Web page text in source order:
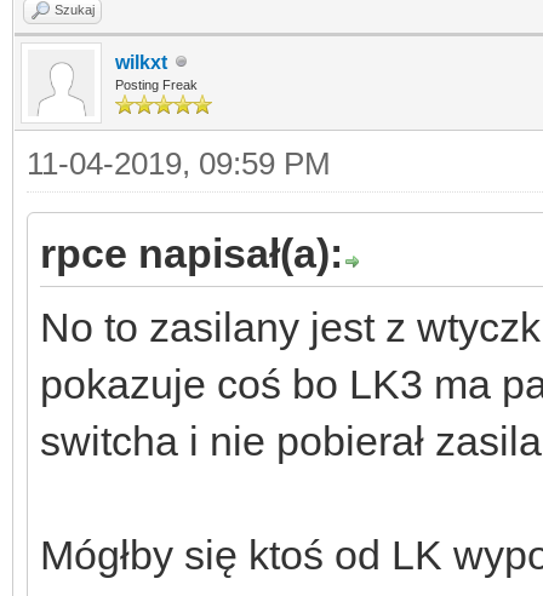
Szukaj
wilkxt
Posting Freak
11-04-2019, 09:59 PM
rpce napisał(a):
No to zasilany jest z
pokazuje coś bo LK3 ma
switcha i nie pobierał
Mógłby się ktoś od LK